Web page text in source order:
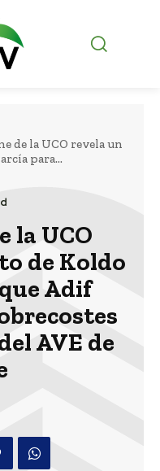
de la UCO revela un
para...
la UCO
de Koldo
Adif
AVE de